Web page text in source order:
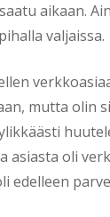
aikaan.
valjaissa.
mutta olin
asiasta oli
edelleen